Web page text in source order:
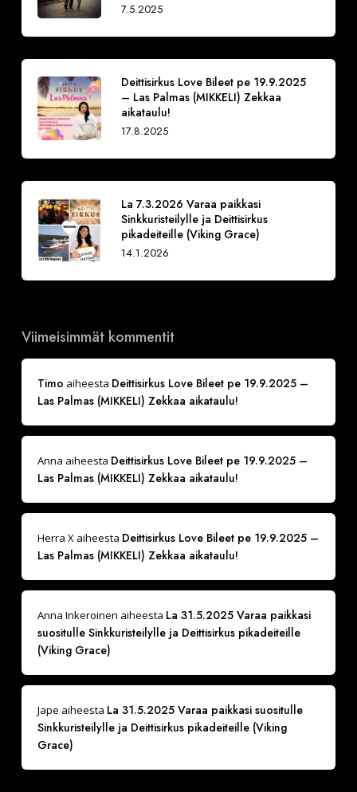
7.5.2025
Deittisirkus Love Bileet pe 19.9.2025
– Las Palmas (MIKKELI) Zekkaa
aikataulu!
17.8.2025
La 7.3.2026 Varaa paikkasi
Sinkkuristeilylle ja Deittisirkus
pikadeiteille (Viking Grace)
14.1.2026
Viimeisimmät kommentit
Timo aiheesta Deittisirkus Love Bileet pe 19.9.2025 –
Las Palmas (MIKKELI) Zekkaa aikataulu!
Anna aiheesta Deittisirkus Love Bileet pe 19.9.2025 –
Las Palmas (MIKKELI) Zekkaa aikataulu!
Herra Xaiheesta Deittisirkus Love Bileet pe 19.9.2025 –
Las Palmas (MIKKELI) Zekkaa aikataulu!
Anna Inkeroinen aiheesta La 31.5.2025 Varaa paikkasi
suositulle Sinkkuristeilylle ja Deittisirkus pikadeiteille
(Viking Grace)
Jape aiheesta La 31.5.2025 Varaa paikkasi suositulle
Sinkkuristeilylle ja Deittisirkus pikadeiteille (Viking
Grace)